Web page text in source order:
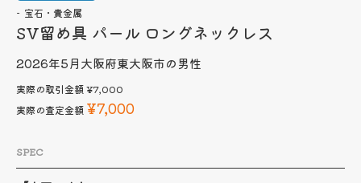
宝石・貴金属
SV留め具 パール ロングネックレス
2026年5月大阪府東大阪市の男性
実際の取引金額¥7,000
実際の査定金額 ¥7,000
SPEC